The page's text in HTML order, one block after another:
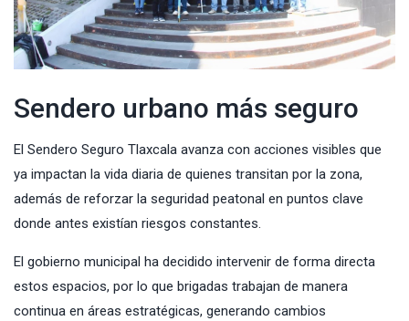
Sendero urbano más seguro
El Sendero Seguro Tlaxcala avanza con acciones visibles que
ya impactan la vida diaria de quienes transitan por la zona,
además de reforzar la seguridad peatonal en puntos clave
donde antes existían riesgos constantes.
El gobierno municipal ha decidido intervenir de forma directa
estos espacios, por lo que brigadas trabajan de manera
continua en áreas estratégicas, generando cambios